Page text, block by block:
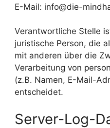
E-Mail: info@die-
Verantwortliche Stelle
juristische Person, die
mit anderen über die
Verarbeitung von
(z.B. Namen, E-Mail-
entscheidet.
Server-Log-